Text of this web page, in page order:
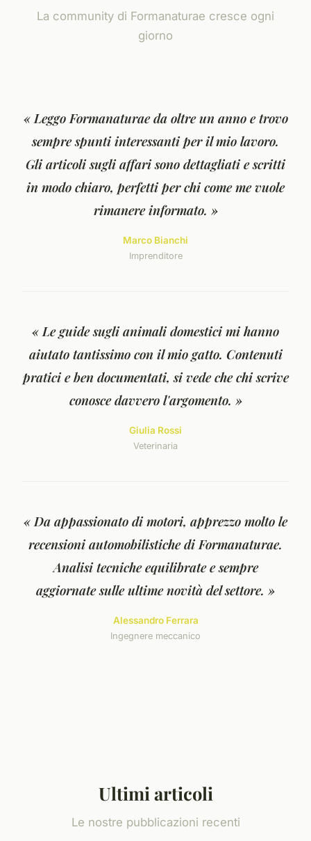
La community di Formanaturae cresce ogni
giorno
« Leggo Formanaturae da oltre un anno e trovo
sempre spunti interessanti per il mio lavoro.
Gli articoli sugli affari sono dettagliati e scritti
in modo chiaro, perfetti per chi come me vuole
rimanere informato. »
Marco Bianchi
Imprenditore
« Le guide sugli animali domestici mi hanno
aiutato tantissimo con il mio gatto. Contenuti
pratici e ben documentati, si vede che chi scrive
conosce davvero l'argomento. »
Giulia Rossi
Veterinaria
« Da appassionato di motori, apprezzo molto le
recensioni automobilistiche di Formanaturae.
Analisi tecniche equilibrate e sempre
aggiornate sulle ultime novità del settore. »
Alessandro Ferrara
Ingegnere meccanico
Ultimi articoli
Le nostre pubblicazioni recenti